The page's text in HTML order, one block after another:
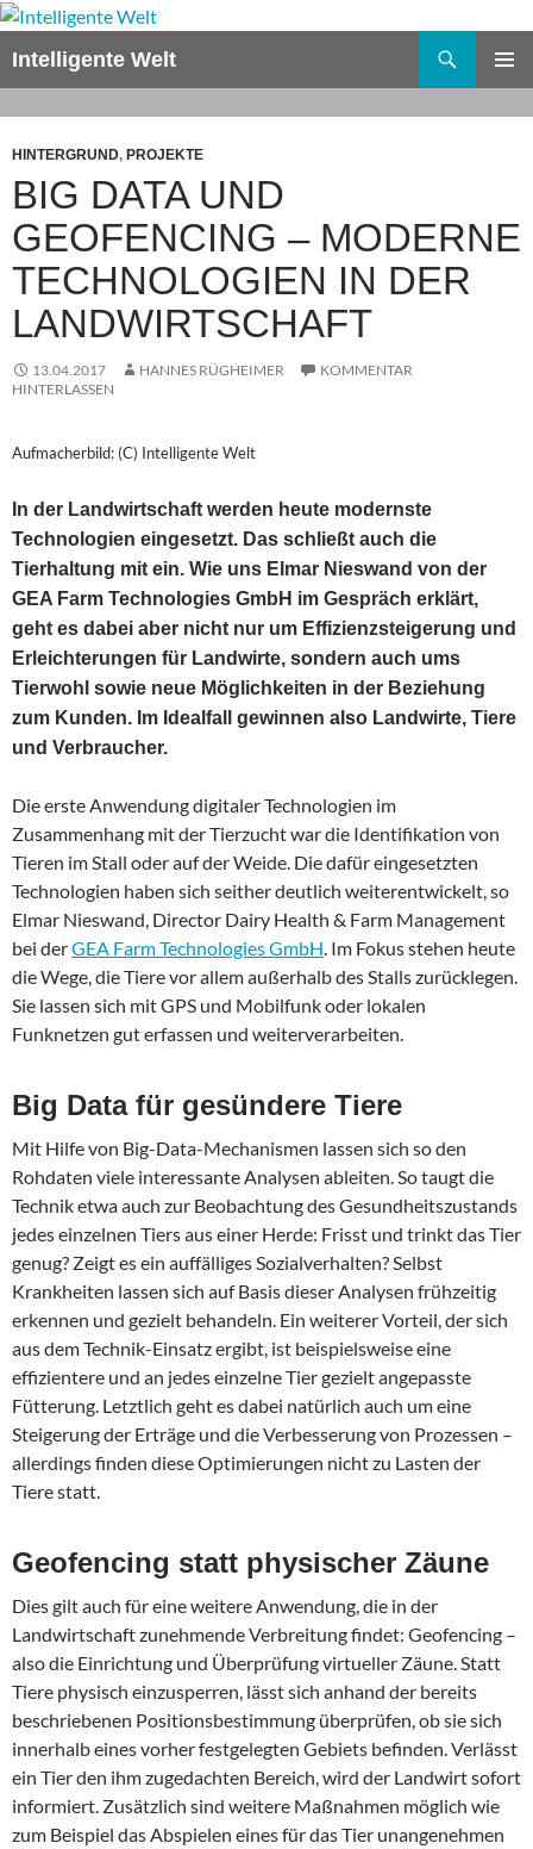
Zum
springen
Intelligente Welt
MENÜ
HINTERGRUND, PROJEKTE
BIG DATA UND
GEOFENCING – MODERNE
TECHNOLOGIEN IN DER
LANDWIRTSCHAFT
13.04.2017 HANNES RÜGHEIMER
KOMMENTAR
HINTERLASSEN
Aufmacherbild: (C) Intelligente Welt
In der Landwirtschaft werden heute modernste
Technologien eingesetzt. Das schließt auch die
Tierhaltung mit ein. Wie uns Elmar Nieswand von der
GEA Farm Technologies GmbH im Gespräch erklärt,
geht es dabei aber nicht nur um Effizienzsteigerung und
Erleichterungen für Landwirte, sondern auch ums
Tierwohl sowie neue Möglichkeiten in der Beziehung
zum Kunden. Im Idealfall gewinnen also Landwirte, Tiere
und Verbraucher.
Die erste Anwendung digitaler Technologien im
Zusammenhang mit der Tierzucht war die Identifikation von
Tieren im Stall oder auf der Weide. Die dafür eingesetzten
Technologien haben sich seither deutlich weiterentwickelt, so
Elmar Nieswand, Director Dairy Health & Farm Management
bei derGEA Farm Technologies GmbH. Im Fokus stehen heute
die Wege, die Tiere vor allem außerhalb des Stalls zurücklegen.
Sie lassen sich mit GPS und Mobilfunk oder lokalen
Funknetzen gut erfassen und weiterverarbeiten.
Big Data für gesündere Tiere
Mit Hilfe von Big-Data-Mechanismen lassen sich so den
Rohdaten viele interessante Analysen ableiten. So taugt die
Technik etwa auch zur Beobachtung des Gesundheitszustands
jedes einzelnen Tiers aus einer Herde: Frisst und trinkt das Tier
genug? Zeigt es ein auffälliges Sozialverhalten? Selbst
Krankheiten lassen sich auf Basis dieser Analysen frühzeitig
erkennen und gezielt behandeln. Ein weiterer Vorteil, der sich
aus dem Technik-Einsatz ergibt, ist beispielsweise eine
effizientere und an jedes einzelne Tier gezielt angepasste
Fütterung. Letztlich geht es dabei natürlich auch um eine
Steigerung der Erträge und die Verbesserung von Prozessen –
allerdings finden diese Optimierungen nicht zu Lasten der
Tiere statt.
Geofencing statt physischer Zäune
Dies gilt auch für eine weitere Anwendung, die in der
Landwirtschaft zunehmende Verbreitung findet: Geofencing –
also die Einrichtung und Überprüfung virtueller Zäune. Statt
Tiere physisch einzusperren, lässt sich anhand der bereits
beschriebenen Positionsbestimmung überprüfen, ob sie sich
innerhalb eines vorher festgelegten Gebiets befinden. Verlässt
ein Tier den ihm zugedachten Bereich, wird der Landwirt sofort
informiert. Zusätzlich sind weitere Maßnahmen möglich wie
zum Beispiel das Abspielen eines für das Tier unangenehmen